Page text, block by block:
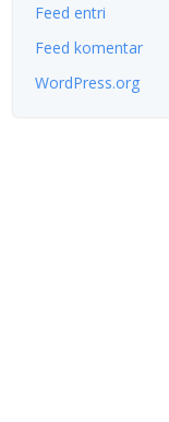
Feed entri
Feed komentar
WordPress.org